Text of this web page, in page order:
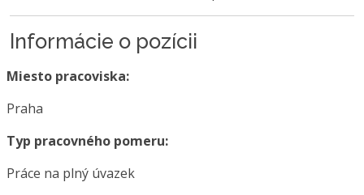
Informácie o pozícii
Miesto pracoviska:
Praha
Typ pracovného pomeru:
Práce na plný úvazek